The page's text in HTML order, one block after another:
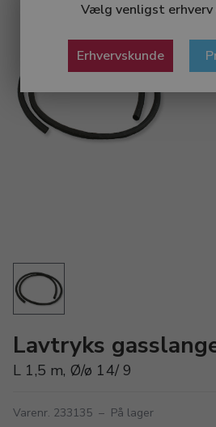
Vælg venligst
Erhvervskunde
Lavtryks
L 1,5 m, Ø/ø 14/ 9
Varenr. 233135 – På lager